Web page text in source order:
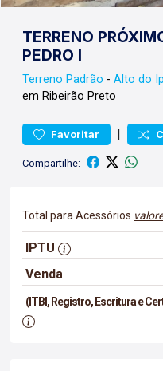
TERRENO
PEDRO I
Terreno Padrão - Alto do
em Ribeirão Preto
Favoritar |
Compartilhe:
Total para Acessórios
IPTU
Venda
(ITBI, Registro, Escritura e